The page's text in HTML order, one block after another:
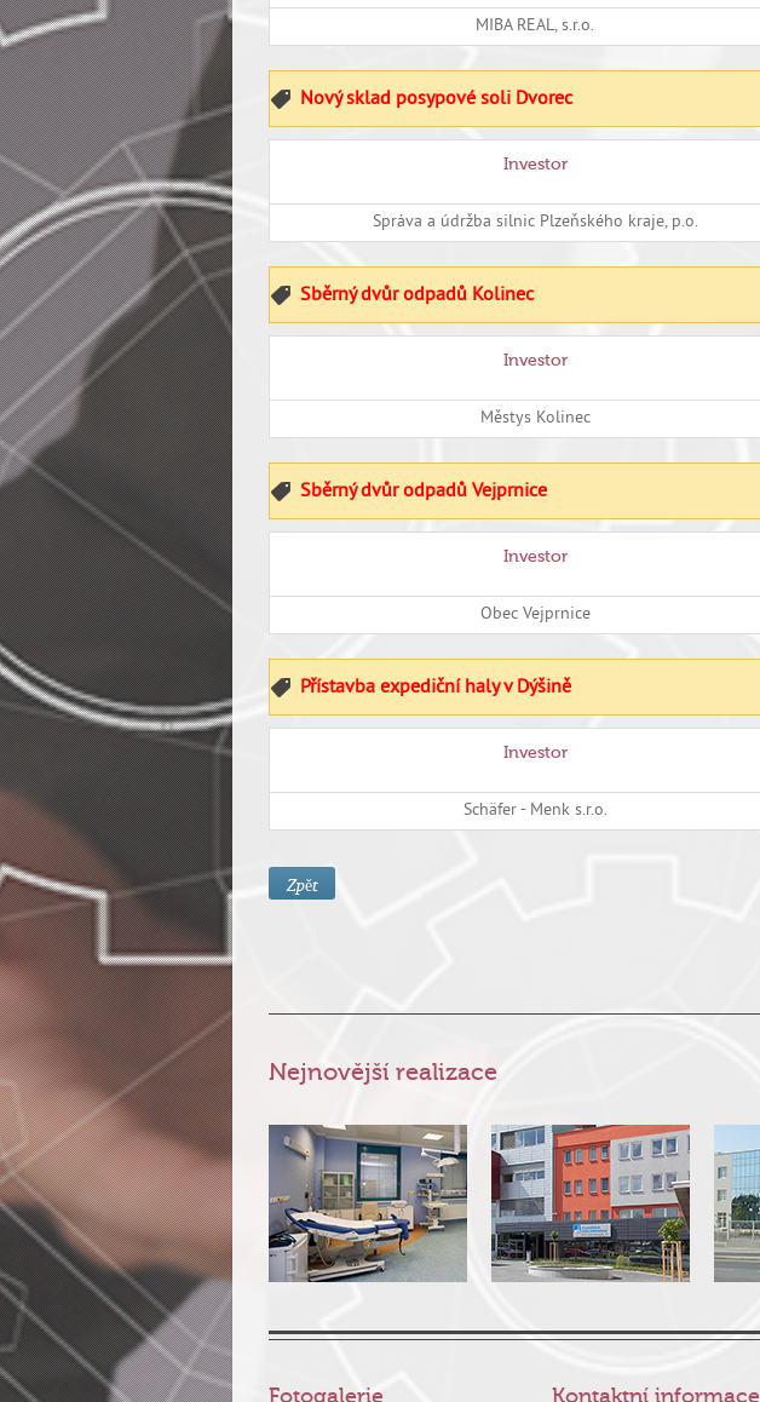
MIBA REAL, s.r.o.
Nový sklad posypové soli Dvorec
Investor
Správa a údržba silnic Plzeňského kraje, p.o.
Sběrný dvůr odpadů Kolinec
Investor
Městys Kolinec
Sběrný dvůr odpadů Vejprnice
Investor
Obec Vejprnice
Přístavba expediční haly v Dýšině
Investor
Schäfer - Menk s.r.o.
Zpět
Nejnovější realizace
Fotogalerie Kontaktní informace